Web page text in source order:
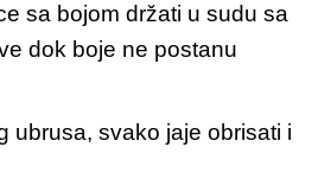
sa bojom držati u sudu sa
dok boje ne postanu
ubrusa, svako jaje obrisati i